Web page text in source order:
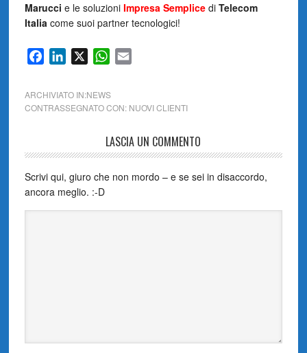
Marucci e le soluzioni Impresa Semplicedi Telecom
Italiacome suoi partner tecnologici!
FacebookLinkedIn WhatsApp
ARCHIVIATO IN:NEWS
CONTRASSEGNATO CON: NUOVI CLIENTI
LASCIA UN COMMENTO
Scrivi qui, giuro che non mordo – e se sei in disaccordo,
ancora meglio. :-D